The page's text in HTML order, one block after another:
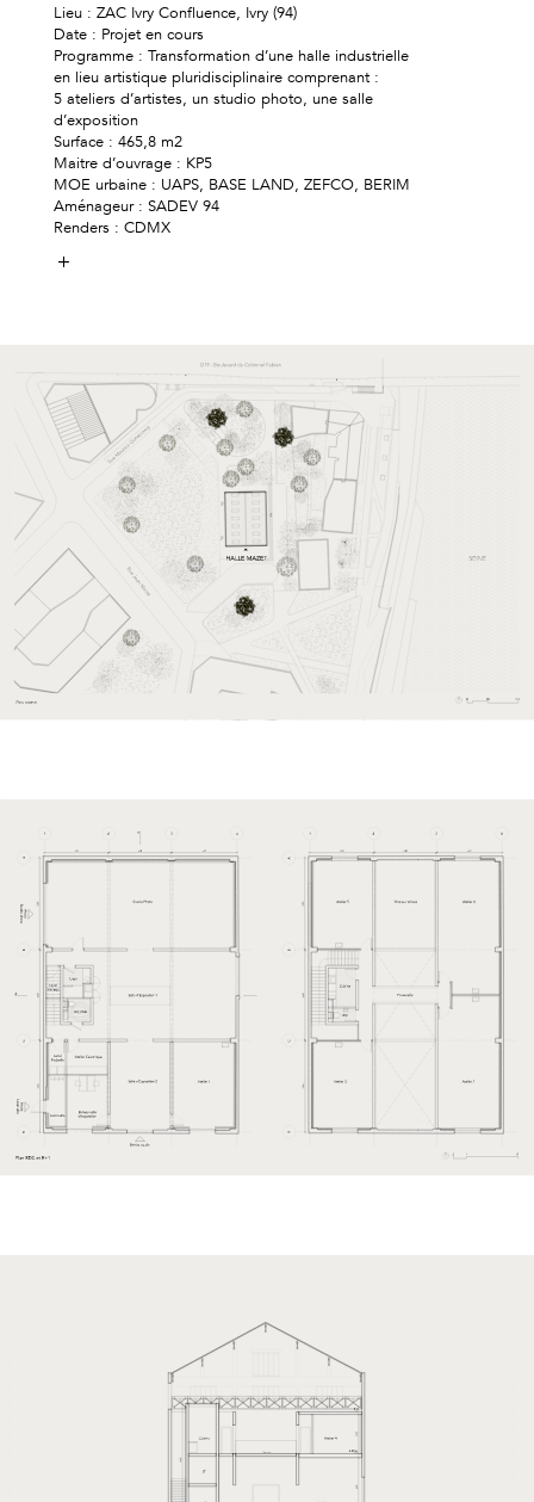
Lieu : ZAC Ivry Confluence, Ivry (94)
Date : Projet en cours
Programme : Transformation d’une halle industrielle
en lieu artistique pluridisciplinaire comprenant :
5 ateliers d’artistes, un studio photo, une salle
d’exposition
Surface : 465,8 m2
Maitre d’ouvrage : KP5
MOE urbaine : UAPS, BASE LAND, ZEFCO, BERIM
Aménageur : SADEV 94
Renders : CDMX